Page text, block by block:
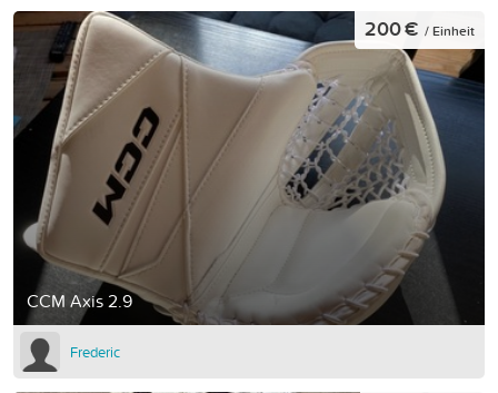
CCM Axis 2.9
200 € / Einheit
Frederic